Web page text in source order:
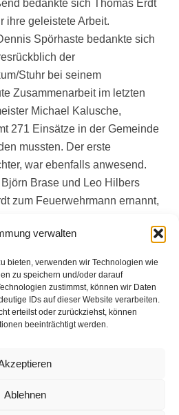
verwalten
bieten, verwenden wir Technologien wie
zu speichern und/oder darauf
zustimmst, können wir Daten
IDs auf dieser Website verarbeiten.
erteilst oder zurückziehst, können
beeinträchtigt werden.
Ablehnen
bedankte sich Thomas Erdt
ihre geleistete Arbeit.
Spörhaste bedankte sich
der
Stuhr bei seinem
Zusammenarbeit im letzten
Michael Kalusche,
271 Einsätze in der Gemeinde
mussten. Der erste
war ebenfalls anwesend.
Brase und Leo Hilbers
zum Feuerwehrmann ernannt,
Marc Drews
Janek Eggers
Hartmut Specht,
der Kreisfeuerwehr
Lammers für 25 Jahre, Cord
Freiwilligen Feuerwehr.